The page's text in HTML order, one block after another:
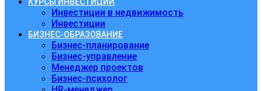
Инвестиции в недвижимость
Инвестиции
БИЗНЕС-ОБРАЗОВАНИЕ
Бизнес-планирование
Бизнес-управление
Менеджер проектов
Бизнес-психолог